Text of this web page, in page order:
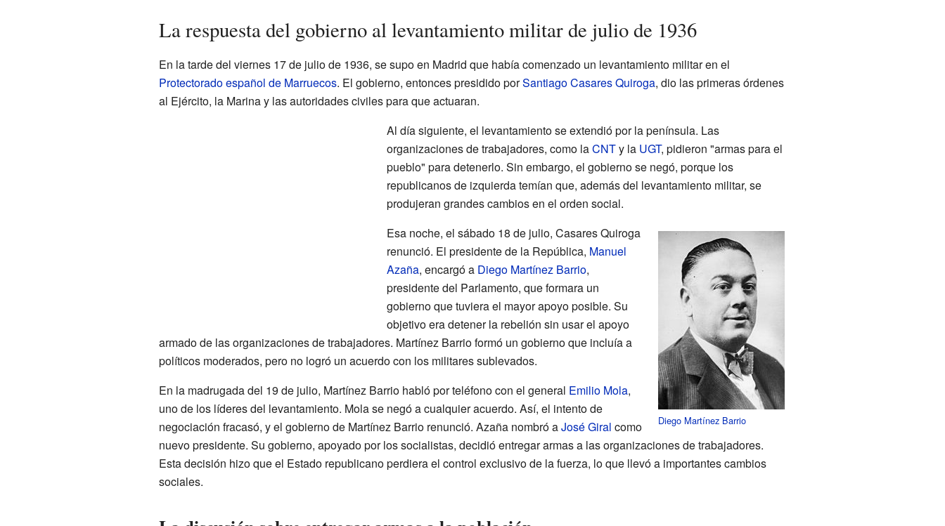
La respuesta del gobierno al levantamiento militar de julio de 1936
En la tarde del viernes 17 de julio de 1936, se supo en Madrid que había comenzado un levantamiento militar en el
Protectorado español de Marruecos. El gobierno, entonces presidido porSantiago Casares Quiroga, dio las primeras órdenes
al Ejército, la Marina y las autoridades civiles para que actuaran.
Al día siguiente, el levantamiento se extendió por la península. Las
organizaciones de trabajadores, como laCNTy la UGT, pidieron "armas para el
pueblo" para detenerlo. Sin embargo, el gobierno se negó, porque los
republicanos de izquierda temían que, además del levantamiento militar, se
produjeran grandes cambios en el orden social.
Diego Martínez Barrio
Esa noche, el sábado 18 de julio, Casares Quiroga
renunció. El presidente de la República, Manuel
Azaña, encargó a Diego Martínez Barrio,
presidente del Parlamento, que formara un
gobierno que tuviera el mayor apoyo posible. Su
objetivo era detener la rebelión sin usar el apoyo
armado de las organizaciones de trabajadores. Martínez Barrio formó un gobierno que incluía a
políticos moderados, pero no logró un acuerdo con los militares sublevados.
En la madrugada del 19 de julio, Martínez Barrio habló por teléfono con el general Emilio Mola,
uno de los líderes del levantamiento. Mola se negó a cualquier acuerdo. Así, el intento de
negociación fracasó, y el gobierno de Martínez Barrio renunció. Azaña nombró aJosé Giral como
nuevo presidente. Su gobierno, apoyado por los socialistas, decidió entregar armas a las organizaciones de trabajadores.
Esta decisión hizo que el Estado republicano perdiera el control exclusivo de la fuerza, lo que llevó a importantes cambios
sociales.